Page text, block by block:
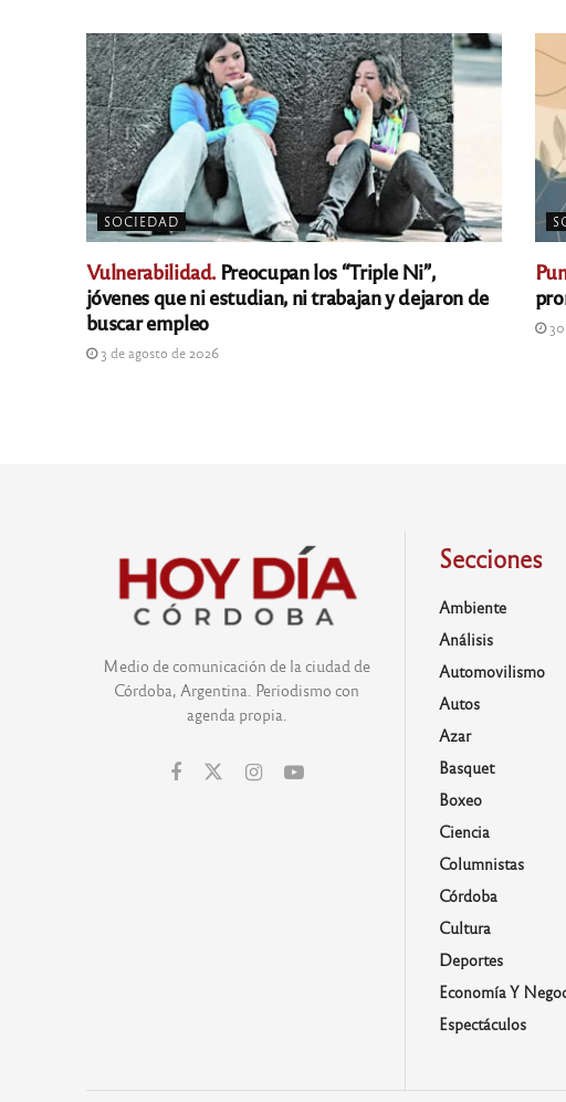
SOCIEDAD
Vulnerabilidad. Preocupan los “Triple Ni”,
jóvenes que ni estudian, ni trabajan y dejaron de
buscar empleo
3 de agosto de 2026
30
Medio de comunicación de la ciudad de
Córdoba, Argentina. Periodismo con
agenda propia.
Secciones
Ambiente
Análisis
Automovilismo
Autos
Azar
Basquet
Boxeo
Ciencia
Columnistas
Córdoba
Cultura
Deportes
Economía Y
Espectáculos